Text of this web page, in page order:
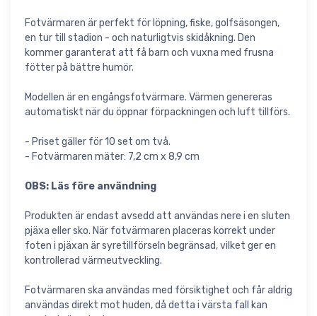
Fotvärmaren är perfekt för löpning, fiske, golfsäsongen,
en tur till stadion - och naturligtvis skidåkning. Den
kommer garanterat att få barn och vuxna med frusna
fötter på bättre humör.
Modellen är en engångsfotvärmare. Värmen genereras
automatiskt när du öppnar förpackningen och luft tillförs.
- Priset gäller för 10 set om två.
- Fotvärmaren mäter: 7,2 cm x 8,9 cm
OBS: Läs före användning
Produkten är endast avsedd att användas nere i en sluten
pjäxa eller sko. När fotvärmaren placeras korrekt under
foten i pjäxan är syretillförseln begränsad, vilket ger en
kontrollerad värmeutveckling.
Fotvärmaren ska användas med försiktighet och får aldrig
användas direkt mot huden, då detta i värsta fall kan